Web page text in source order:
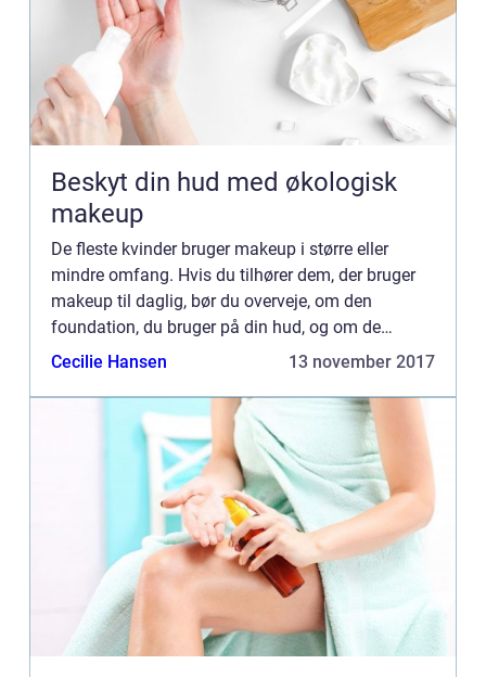
Beskyt din hud med økologisk
makeup
De fleste kvinder bruger makeup i større eller
mindre omfang. Hvis du tilhører dem, der bruger
makeup til daglig, bør du overveje, om den
foundation, du bruger på din hud, og om de
produkter, du bruger til dine øjne ...
Cecilie Hansen 13 november 2017